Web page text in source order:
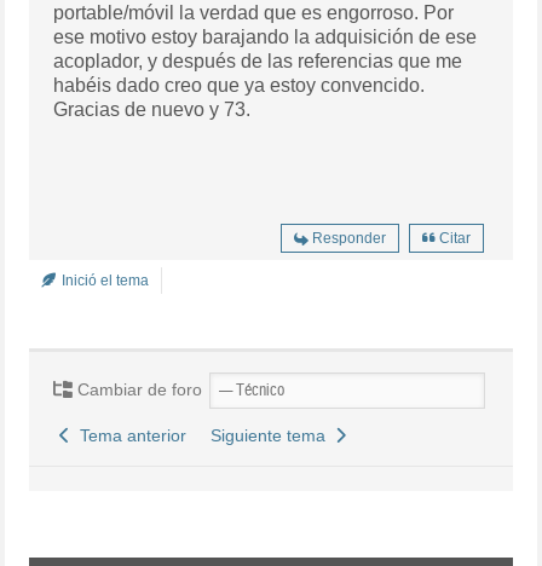
portable/móvil la verdad que es engorroso. Por
ese motivo estoy barajando la adquisición de ese
acoplador, y después de las referencias que me
habéis dado creo que ya estoy convencido.
Gracias de nuevo y 73.
Responder Citar
Inició el tema
Cambiar de foro
Tema anterior Siguiente tema